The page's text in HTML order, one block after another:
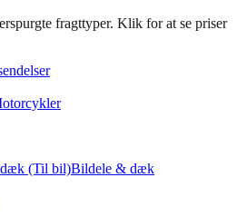
fragttyper. Klik for at se priser
dæk (Til bil)Bildele & dæk